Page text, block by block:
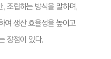
조립하는 방식을 말하며,
여 생산 효율성을 높이고
장점이 있다.